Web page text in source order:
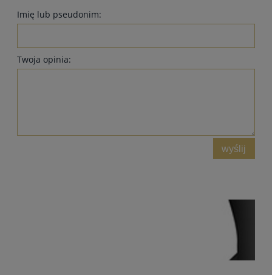
Imię lub pseudonim:
Twoja opinia:
wyślij